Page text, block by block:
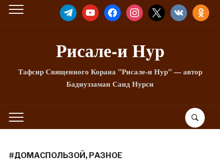
TELEGRAMYOUTUBEFACEBOOKINSTAGRAM
X VKONTAKTE
Рисале-и Hyp
Тафсир Священного Корана "Рисале-и Нур" — автор
Бадиуззаман Саид Нурси
#ДОМАСПОЛЬЗОЙ, РАЗНОЕ